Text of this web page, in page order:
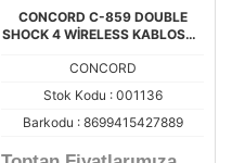
CONCORD C-859 DOUBLE
SHOCK 4 WİRELESS KABLOSUZ
CONCORD
Stok Kodu : 001136
Barkodu : 8699415427889